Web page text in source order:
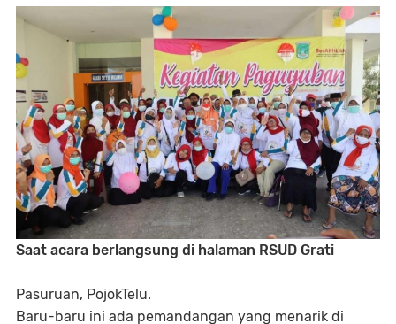
Saat acara berlangsung di halaman RSUD Grati
Pasuruan, PojokTelu.
Baru-baru ini ada pemandangan yang menarik di